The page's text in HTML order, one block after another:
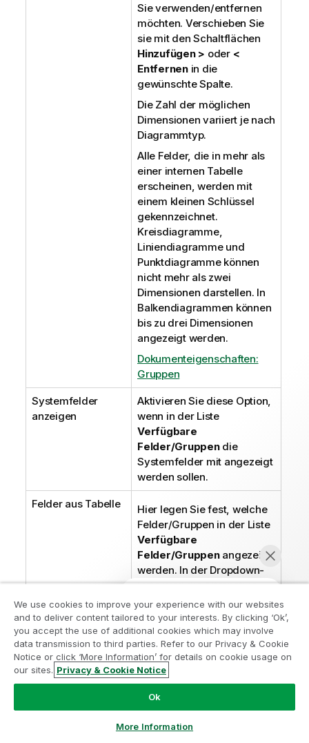
Sie verwenden/entfernen
möchten. Verschieben Sie
sie mit den Schaltflächen
Hinzufügen > oder <
Entfernenin die
gewünschte Spalte.
Die Zahl der möglichen
Dimensionen variiert je nach
Diagrammtyp.
Alle Felder, die in mehr als
einer internen Tabelle
erscheinen, werden mit
einem kleinen Schlüssel
gekennzeichnet.
Kreisdiagramme,
Liniendiagramme und
Punktdiagramme können
nicht mehr als zwei
Dimensionen darstellen. In
Balkendiagrammen können
bis zu drei Dimensionen
angezeigt werden.
Dokumenteigenschaften:
Gruppen
Systemfelder
anzeigen
Aktivieren Sie diese Option,
wenn in der Liste
Verfügbare
Felder/Gruppendie
Systemfelder mit angezeigt
werden sollen.
Felder aus Tabelle
Hier legen Sie fest, welche
Felder/Gruppen in der Liste
Verfügbare
Felder/Gruppenangezeigt
werden. In der Dropdown-
Liste wird die Alternative
Alle Tabellen
standardmäßig angezeigt.
Durch die Option Alle
Tabellen (qualifiziert)
werden den Feldnamen die
Namen der Tabellen, in
denen sie vorkommen,
vorangestellt. Dies
bedeutet, dass wichtige
Nehmen Sie am Analyse-
Modernisierungsprogramm teil
Modernisieren Sie mit dem Analyse-
Modernisierungsprogramm, ohne Ihre wertvollen
QlikView-Apps zu gefährden.
Informationen oder kontaktieren Sie uns:
ampquestions@qlik.com
We use cookies to improve your experience with our websites
and to deliver content tailored to your interests. By clicking ‘Ok’,
you accept the use of additional cookies which may involve
data transmission to third parties. Refer to our Privacy & Cookie
Notice or click ‘More Information’ for details on cookie usage on
our sites. Privacy & Cookie Notice
Ok
More Information